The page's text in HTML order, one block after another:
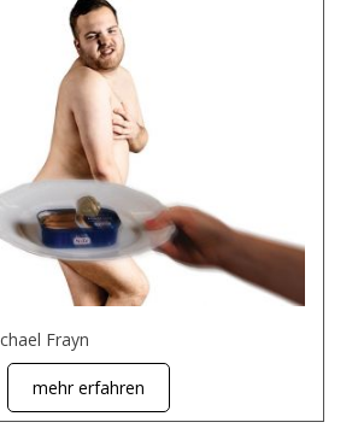
Frayn
mehr erfahren